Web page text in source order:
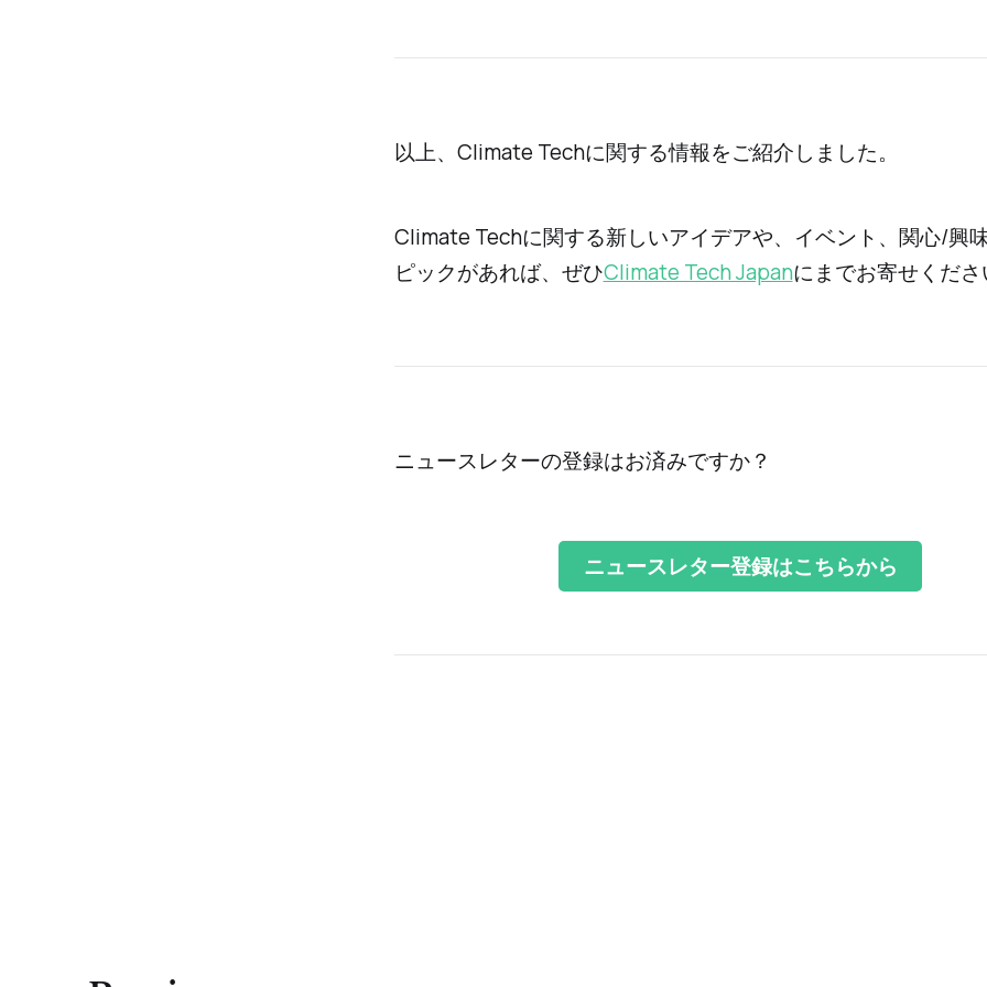
以上、Climate Techに関する情報をご紹介しました。
Climate Techに関する新しいアイデアや、イベント、関心/興
ピックがあれば、ぜひClimate Tech Japanにまでお寄せくださ
ニュースレターの登録はお済みですか？
ニュースレター登録はこちらから